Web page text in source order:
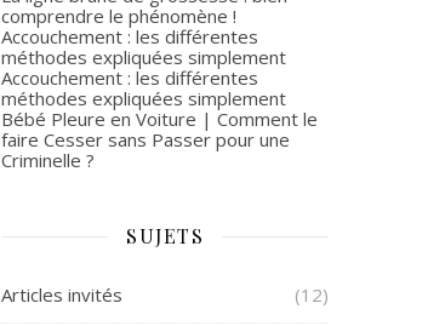
comprendre le phénomène !
Accouchement : les différentes
méthodes expliquées simplement
Accouchement : les différentes
méthodes expliquées simplement
Bébé Pleure en Voiture | Comment le
faire Cesser sans Passer pour une
Criminelle ?
SUJETS
Articles invités (12)